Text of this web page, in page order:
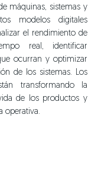
máquinas, sistemas y
modelos digitales
el rendimiento de
real, identificar
ocurran y optimizar
de los sistemas. Los
transformando la
de los productos y
operativa.